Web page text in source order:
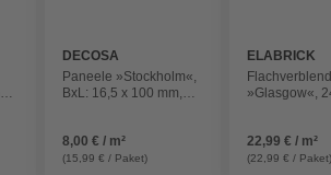
DECOSA
Paneele »Stockholm«,
BxL: 16,5 x 100 mm,
8,00 € / m²
(15,99 € / Paket)
ELABRICK
»Glasgow«,
22,99 € / m²
(22,99 € /